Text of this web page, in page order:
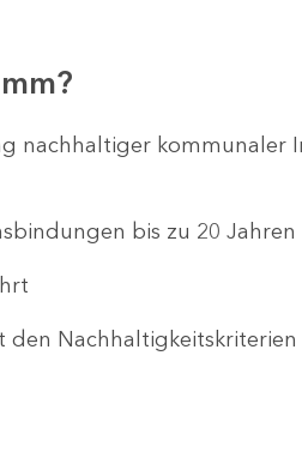
nachhaltiger kommunaler
bis zu 20 Jahren